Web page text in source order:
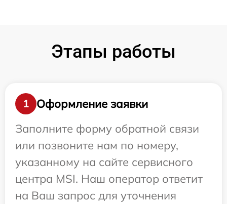
Этапы работы
1
Оформление заявки
Заполните форму обратной связи
или позвоните нам по номеру,
указанному на сайте сервисного
центра MSI. Наш оператор ответит
на Ваш запрос для уточнения